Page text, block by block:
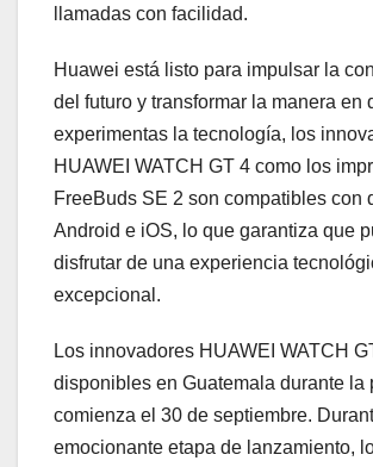
llamadas con facilidad.
Huawei está listo para impulsar la
del futuro y transformar la manera en
experimentas la tecnología, los
HUAWEI WATCH GT 4 como los
FreeBuds SE 2 son compatibles con
Android e iOS, lo que garantiza que
disfrutar de una experiencia
excepcional.
Los innovadores HUAWEI WATCH
disponibles en Guatemala durante la
comienza el 30 de septiembre.
emocionante etapa de lanzamiento,